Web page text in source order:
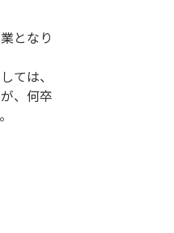
となり
ては、
、何卒